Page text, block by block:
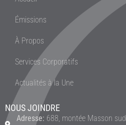
Émissions
À Propos
Services Corporatifs
Actualités à la Une
NOUS JOINDRE
Adresse: 688, montée Masson